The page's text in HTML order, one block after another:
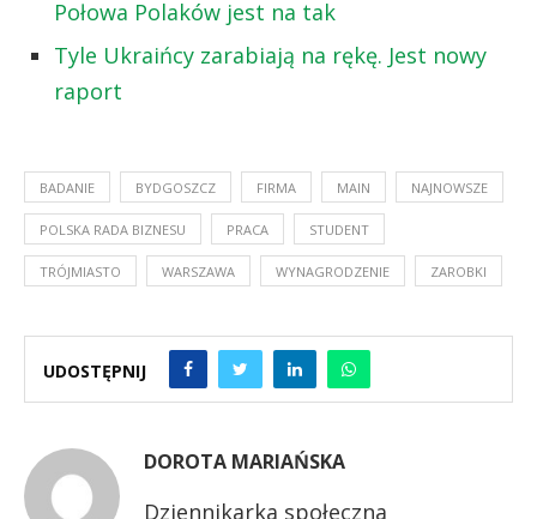
Połowa Polaków jest na tak
Tyle Ukraińcy zarabiają na rękę. Jest nowy
raport
BADANIE BYDGOSZCZ FIRMA MAIN NAJNOWSZE
POLSKA RADA BIZNESU PRACA STUDENT
TRÓJMIASTO WARSZAWA WYNAGRODZENIE ZAROBKI
UDOSTĘPNIJ
DOROTA MARIAŃSKA
Dziennikarka społeczna